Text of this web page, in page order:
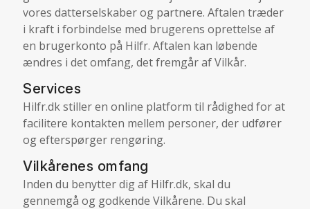
vores datterselskaber og partnere. Aftalen træder
i kraft i forbindelse med brugerens oprettelse af
en brugerkonto på Hilfr. Aftalen kan løbende
ændres i det omfang, det fremgår af Vilkår.
Services
Hilfr.dk stiller en online platform til rådighed for at
facilitere kontakten mellem personer, der udfører
og efterspørger rengøring.
Vilkårenes omfang
Inden du benytter dig af Hilfr.dk, skal du
gennemgå og godkende Vilkårene. Du skal